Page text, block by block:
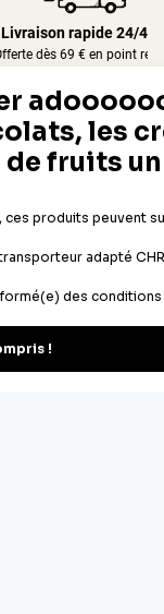
Livraison rapide 24/48h
dès 69 € en point
S'inscrire
client.